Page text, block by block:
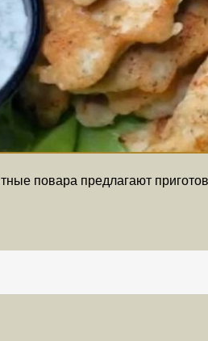
повара предлагают